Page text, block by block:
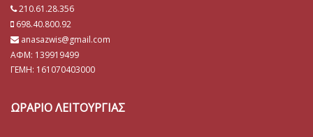
210.61.28.356
698.40.800.92
anasazwis@gmail.com
ΑΦΜ: 139919499
ΓΕΜΗ: 161070403000
ΩΡΑΡΙΟ ΛΕΙΤΟΥΡΓΙΑΣ